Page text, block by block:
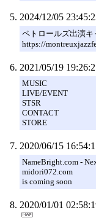
2024/12/05
ペトロールズ出演
https://
2021/05/19
MUSIC
LIVE/EVENT
STSR
CONTACT
STORE
2020/06/15
NameBright.com -
midori072.com
is coming soon
2020/01/01